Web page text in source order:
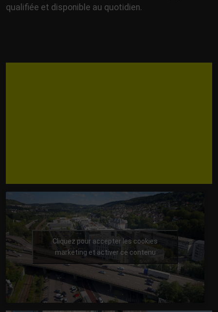
qualifiée et disponible au quotidien.
Cliquez pour accepter les cookies
marketing et activer ce contenu